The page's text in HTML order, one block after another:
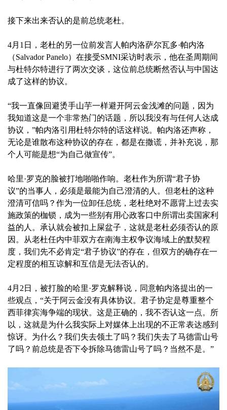
接下来出来否认的是前总统老杜。
4月1日，老杜的另一位前发言人帕内洛萨尔瓦多·帕内洛
（Salvador Panelo）在接受SMNI采访时表示，他在圣周期间
与杜特尔特进行了两次交谈，这位前总统断然否认与中国达
成了这样的协议。
“我一直像回避烫手山芋一样避开阿云金浅滩的问题，因为
我知道这是一个非常热门的话题，所以我没有与任何人达成
协议，”帕内洛引用杜特尔特的话这样说。帕内洛还声称，
无论是谁散布这种协议的存在，都是在撒谎，并补充说，那
个人可能是想“为自己做宣传”。
哈里·罗克的脸被打地啪啪作响。老杜作为所谓“君子协
议”的当事人，必须是最能为自己澄清的人。但老杜的这种
澄清可信吗？作为一位卸任总统，老杜绝对不愿背上过去实
施政策的枷锁，成为一些别有用心政客口中所谓出卖国家利
益的人。承认就会被扣上屎盆子，这就是老杜必须否认的原
因。从老杜任内中菲双方在南海主权争议海域上的默契程
度，我们先不必肯定“君子协议”的存在，但双方的确存在一
定程度的相互谅解和互信是无法否认的。
4月2日，被打脸的哈里·罗克解释说，同意帕内洛提出的一
些观点，“关于阿云金没有具体协议。君子协定是尊重整个
西菲律宾海争端的现状。这是正确的，我不否认这一点。所
以，这就是为什么我实际上对媒体上出现的不正常表达感到
惊讶。为什么？我们失去领土了吗？我们失去了马德雷山号
了吗？前总统是否下令拆除马德雷山号了吗？当然不是。”